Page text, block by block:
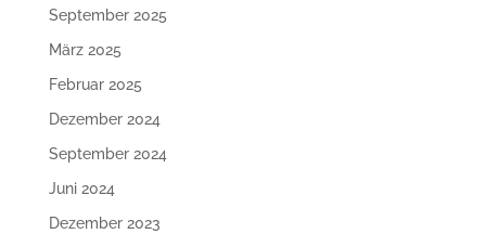
September 2025
März 2025
Februar 2025
Dezember 2024
September 2024
Juni 2024
Dezember 2023